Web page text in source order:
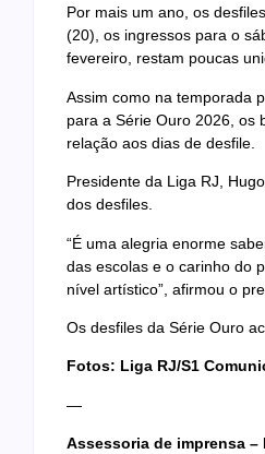
Por mais um ano, os
(20), os ingressos para o
fevereiro, restam poucas
Assim como na temporada
para a Série Ouro 2026, os
relação aos dias de desfile.
Presidente da Liga RJ,
dos desfiles.
“É uma alegria enorme
das escolas e o carinho do
nível artístico”, afirmou o
Os desfiles da Série Ouro
Fotos: Liga RJ/S1
—
Assessoria de imprensa –